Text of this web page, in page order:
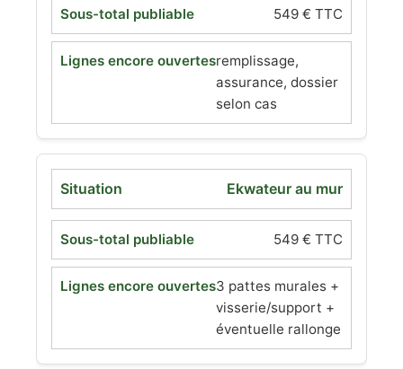
549 € TTC
remplissage,
assurance, dossier
selon cas
Ekwateur au mur
549 € TTC
3 pattes murales +
visserie/support +
éventuelle rallonge